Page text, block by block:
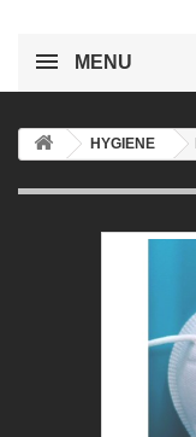
MENU
HYGIENE